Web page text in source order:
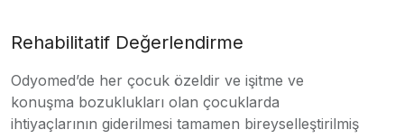
Rehabilitatif Değerlendirme
Odyomed’de her çocuk özeldir ve işitme ve
konuşma bozuklukları olan çocuklarda
ihtiyaçlarının giderilmesi tamamen bireyselleştirilmiş